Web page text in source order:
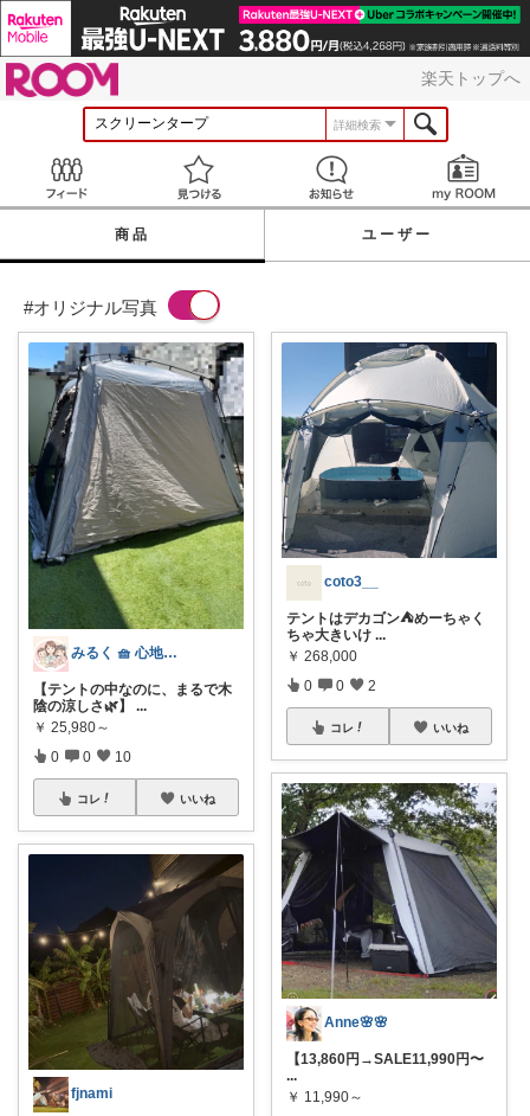
楽天トップへ
詳細検索
見つける お知らせ
商品 ユーザー
#オリジナル写真
みるく 🧺 心地よい、上質な暮らしを
【テントの中なのに、まるで木
陰の涼しさ🌿】
...
￥ 25,980～
0 0 10
コレ いいね
fjnami
coto3__
テントはデカゴン⛺️めーちゃく
ちゃ大きいけ ...
￥ 268,000
0 0 2
コレ いいね
Anne🌸🌸
【13,860円→SALE11,990円〜
...
￥ 11,990～